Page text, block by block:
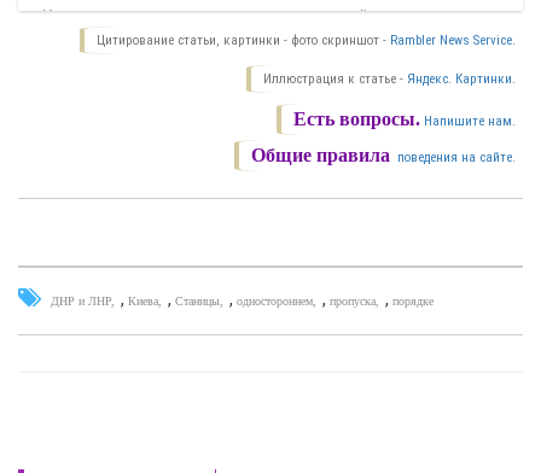
Колонном зале столицы прошел круглый стол на котором подвели итоги форума. 22 марта 2019
В Луганске прошла конференция посвященная Всемирному дню водных ресурсов
Аттракцион для водителей или суровое бездорожье в ЛНР?
Заправляться в ЛНР стало выгоднее. чем в РФ и Украине
Цитирование статьи, картинки - фото скриншот - Rambler News Service.
Иллюстрация к статье - Яндекс. Картинки.
Есть вопросы. Напишите нам.
Общие правила поведения на сайте.
ДНР и ЛНР , Киева , Станицы , одностороннем , пропуска , порядке